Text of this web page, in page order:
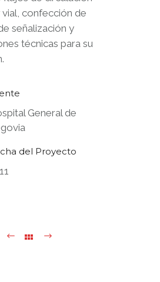
confección de
señalización y
técnicas para su
General de
del Proyecto